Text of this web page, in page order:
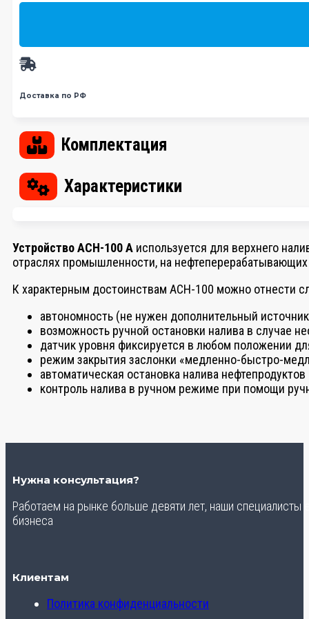
Доставка по РФ
Комплектация
Характеристики
Устройство АСН-100 А используется для верхнего
отраслях промышленности, на
К характерным достоинствам АСН-100 можно отнести
автономность (не нужен дополнительный
возможность ручной остановки налива в случае
датчик уровня фиксируется в любом положении
режим закрытия заслонки «медленно-быстро-
автоматическая остановка налива
контроль налива в ручном режиме при помощи
Нужна консультация?
Работаем на рынке больше девяти лет, наши
бизнеса
Клиентам
Политика конфиденциальности